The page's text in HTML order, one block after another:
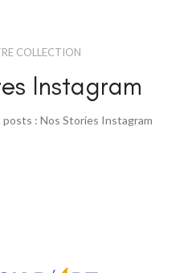
COLLECTION
Instagram
: Nos Stories Instagram